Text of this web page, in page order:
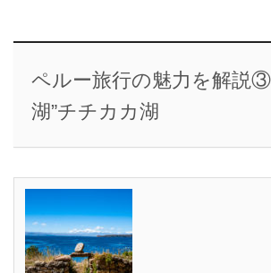
ペルー旅行の魅力を解説③
湖”チチカカ湖